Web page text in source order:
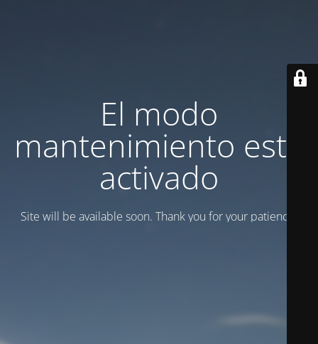
El modo
mantenimiento está
activado
Site will be available soon. Thank you for your patience!